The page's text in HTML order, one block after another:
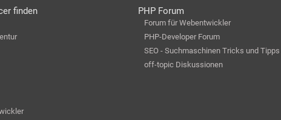
finden PHP Forum
Forum für Webentwickler
PHP-Developer Forum
SEO - Suchmaschinen Tricks und Tipps
off-topic Diskussionen